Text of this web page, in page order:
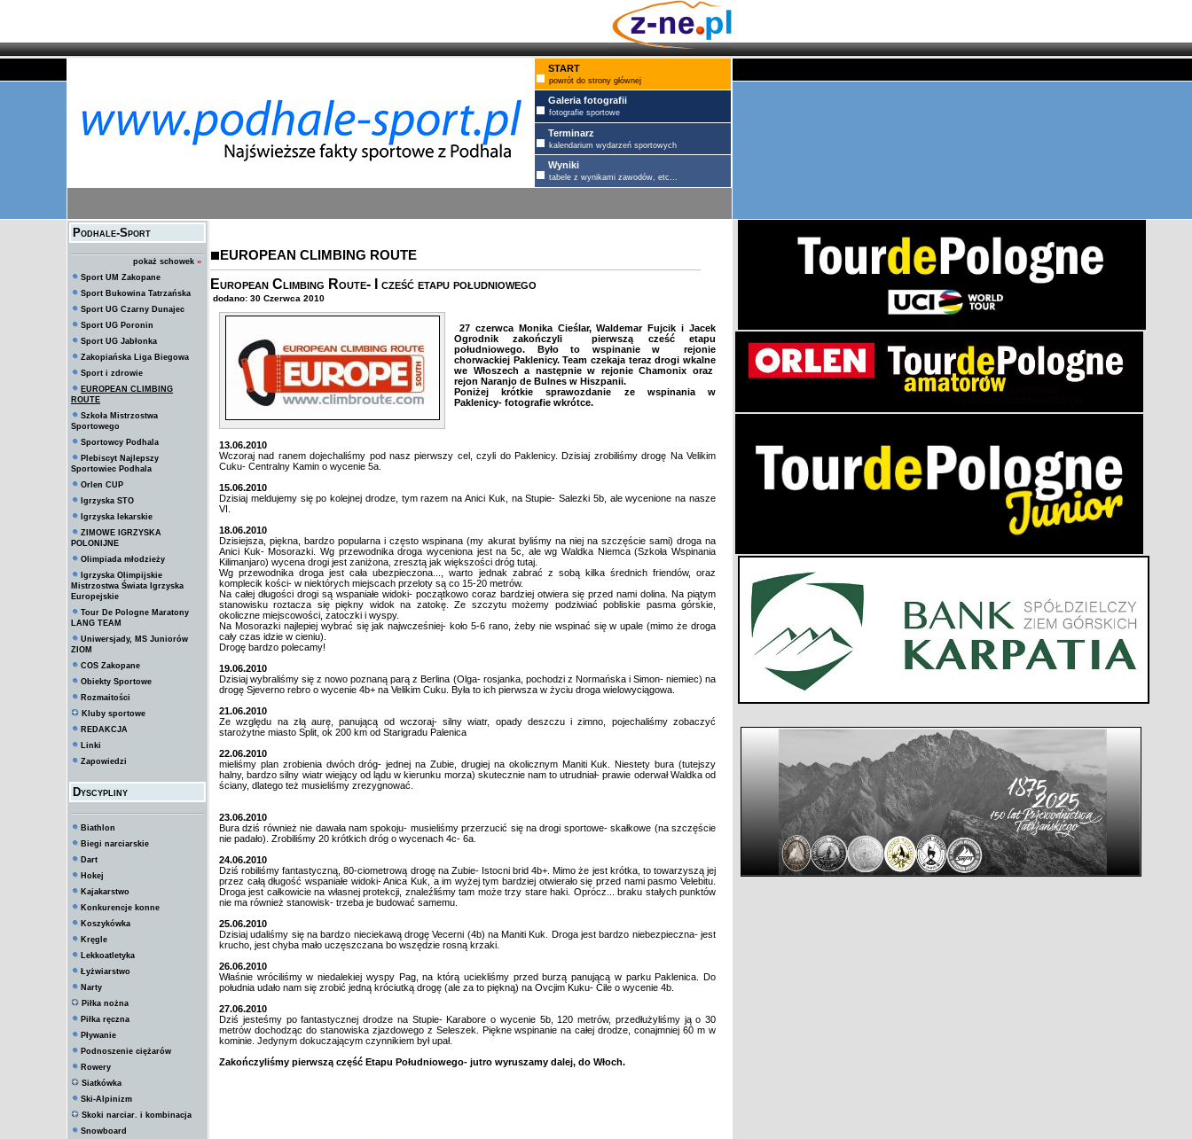
START
powrót do strony głównej
Galeria fotografii
fotografie sportowe
Terminarz
kalendarium wydarzeń sportowych
Wyniki
tabele z wynikami zawodów, etc...
Podhale-Sport
pokaż schowek »
Sport UM Zakopane
Sport Bukowina Tatrzańska
Sport UG Czarny Dunajec
Sport UG Poronin
Sport UG Jabłonka
Zakopiańska Liga Biegowa
Sport i zdrowie
EUROPEAN CLIMBING
ROUTE
Szkoła Mistrzostwa
Sportowego
Sportowcy Podhala
Plebiscyt Najlepszy
Sportowiec Podhala
Orlen CUP
Igrzyska STO
Igrzyska lekarskie
ZIMOWE IGRZYSKA
POLONIJNE
Olimpiada młodzieży
Igrzyska Olimpijskie
Mistrzostwa Świata Igrzyska
Europejskie
Tour De Pologne Maratony
LANG TEAM
Uniwersjady, MS Juniorów
ZIOM
COS Zakopane
Obiekty Sportowe
Rozmaitości
Kluby sportowe
REDAKCJA
Linki
Zapowiedzi
Dyscypliny
Biathlon
Biegi narciarskie
Dart
Hokej
Kajakarstwo
Konkurencje konne
Koszykówka
Kręgle
Lekkoatletyka
Łyżwiarstwo
Narty
Piłka nożna
Piłka ręczna
Pływanie
Podnoszenie ciężarów
Rowery
Siatkówka
Ski-Alpinizm
Skoki narciar. i kombinacja
Snowboard
EUROPEAN CLIMBING ROUTE
European Climbing Route- I cześć etapu południowego
dodano: 30 Czerwca 2010
27 czerwca Monika Cieślar, Waldemar Fujcik i Jacek
Ogrodnik zakończyli pierwszą cześć etapu
południowego. Było to wspinanie w rejonie
chorwackiej Paklenicy. Team czekaja teraz drogi wkalne
we Włoszech a następnie w rejonie Chamonix oraz
rejon Naranjo de Bulnes w Hiszpanii.
Poniżej krótkie sprawozdanie ze wspinania w
Paklenicy- fotografie wkrótce.
13.06.2010
Wczoraj nad ranem dojechaliśmy pod nasz pierwszy cel, czyli do Paklenicy. Dzisiaj zrobiliśmy drogę Na Velikim
Cuku- Centralny Kamin o wycenie 5a.
15.06.2010
Dzisiaj meldujemy się po kolejnej drodze, tym razem na Anici Kuk, na Stupie- Salezki 5b, ale wycenione na nasze
VI.
18.06.2010
Dzisiejsza, piękna, bardzo popularna i często wspinana (my akurat byliśmy na niej na szczęście sami) droga na
Anici Kuk- Mosorazki. Wg przewodnika droga wyceniona jest na 5c, ale wg Waldka Niemca (Szkoła Wspinania
Kilimanjaro) wycena drogi jest zaniżona, zresztą jak większości dróg tutaj.
Wg przewodnika droga jest cała ubezpieczona..., warto jednak zabrać z sobą kilka średnich friendów, oraz
komplecik kości- w niektórych miejscach przeloty są co 15-20 metrów.
Na całej długości drogi są wspaniałe widoki- początkowo coraz bardziej otwiera się przed nami dolina. Na piątym
stanowisku roztacza się piękny widok na zatokę. Ze szczytu możemy podziwiać pobliskie pasma górskie,
okoliczne miejscowości, zatoczki i wyspy.
Na Mosorazki najlepiej wybrać się jak najwcześniej- koło 5-6 rano, żeby nie wspinać się w upale (mimo że droga
cały czas idzie w cieniu).
Drogę bardzo polecamy!
19.06.2010
Dzisiaj wybraliśmy się z nowo poznaną parą z Berlina (Olga- rosjanka, pochodzi z Normańska i Simon- niemiec) na
drogę Sjeverno rebro o wycenie 4b+ na Velikim Cuku. Była to ich pierwsza w życiu droga wielowyciągowa.
21.06.2010
Ze względu na złą aurę, panującą od wczoraj- silny wiatr, opady deszczu i zimno, pojechaliśmy zobaczyć
starożytne miasto Split, ok 200 km od Starigradu Palenica
22.06.2010
mieliśmy plan zrobienia dwóch dróg- jednej na Zubie, drugiej na okolicznym Maniti Kuk. Niestety bura (tutejszy
halny, bardzo silny wiatr wiejący od lądu w kierunku morza) skutecznie nam to utrudniał- prawie oderwał Waldka od
ściany, dlatego też musieliśmy zrezygnować.
23.06.2010
Bura dziś również nie dawała nam spokoju- musieliśmy przerzucić się na drogi sportowe- skałkowe (na szczęście
nie padało). Zrobiliśmy 20 krótkich dróg o wycenach 4c- 6a.
24.06.2010
Dziś robiliśmy fantastyczną, 80-ciometrową drogę na Zubie- Istocni brid 4b+. Mimo że jest krótka, to towarzyszą jej
przez całą długość wspaniałe widoki- Anica Kuk, a im wyżej tym bardziej otwierało się przed nami pasmo Velebitu.
Droga jest całkowicie na własnej protekcji, znaleźliśmy tam może trzy stare haki. Oprócz... braku stałych punktów
nie ma również stanowisk- trzeba je budować samemu.
25.06.2010
Dzisiaj udaliśmy się na bardzo nieciekawą drogę Vecerni (4b) na Maniti Kuk. Droga jest bardzo niebezpieczna- jest
krucho, jest chyba mało uczęszczana bo wszędzie rosną krzaki.
26.06.2010
Właśnie wróciliśmy w niedalekiej wyspy Pag, na którą uciekliśmy przed burzą panującą w parku Paklenica. Do
południa udało nam się zrobić jedną króciutką drogę (ale za to piękną) na Ovcjim Kuku- Cile o wycenie 4b.
27.06.2010
Dziś jesteśmy po fantastycznej drodze na Stupie- Karabore o wycenie 5b, 120 metrów, przedłużyliśmy ją o 30
metrów dochodząc do stanowiska zjazdowego z Seleszek. Piękne wspinanie na całej drodze, conajmniej 60 m w
kominie. Jedynym dokuczającym czynnikiem był upał.
Zakończyliśmy pierwszą część Etapu Południowego- jutro wyruszamy dalej, do Włoch.